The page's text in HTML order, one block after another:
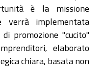
è la missione
verrà implementata
promozione "cucito"
elaborato
chiara, basata non